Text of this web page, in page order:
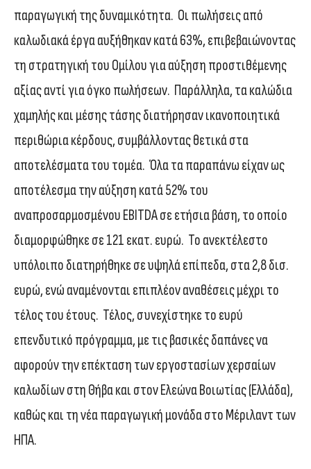
παραγωγική της δυναμικότητα. Οι πωλήσεις από
καλωδιακά έργα αυξήθηκαν κατά 63%, επιβεβαιώνοντας
τη στρατηγική του Ομίλου για αύξηση προστιθέμενης
αξίας αντί για όγκο πωλήσεων. Παράλληλα, τα καλώδια
χαμηλής και μέσης τάσης διατήρησαν ικανοποιητικά
περιθώρια κέρδους, συμβάλλοντας θετικά στα
αποτελέσματα του τομέα. Όλα τα παραπάνω είχαν ως
αποτέλεσμα την αύξηση κατά 52% του
αναπροσαρμοσμένου EBITDA σε ετήσια βάση, το οποίο
διαμορφώθηκε σε 121 εκατ. ευρώ. Το ανεκτέλεστο
υπόλοιπο διατηρήθηκε σε υψηλά επίπεδα, στα 2,8 δισ.
ευρώ, ενώ αναμένονται επιπλέον αναθέσεις μέχρι το
τέλος του έτους. Τέλος, συνεχίστηκε το ευρύ
επενδυτικό πρόγραμμα, με τις βασικές δαπάνες να
αφορούν την επέκταση των εργοστασίων χερσαίων
καλωδίων στη Θήβα και στον Ελεώνα Βοιωτίας (Ελλάδα),
καθώς και τη νέα παραγωγική μονάδα στο Μέριλαντ των
ΗΠΑ.